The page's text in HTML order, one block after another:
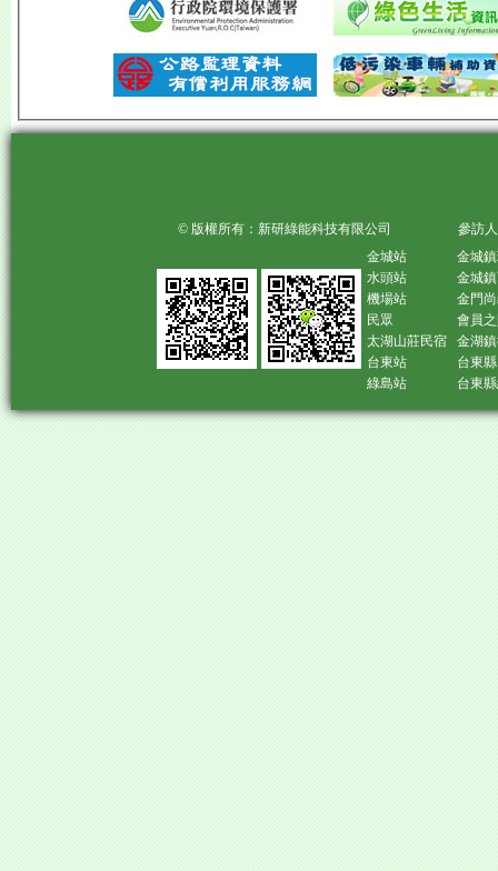
© 版權所有：新研綠能科技有限公司 參訪人
金城站
金城
水頭站
金城
機場站
金門
民眾
會員
太湖山莊民宿
金湖
台東站
台東
綠島站
台東